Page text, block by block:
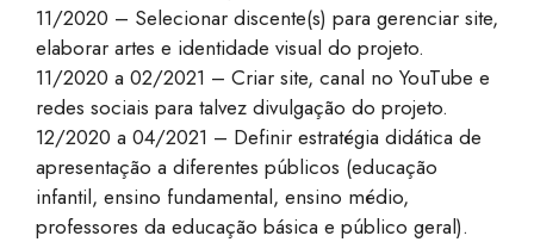
11/2020 – Selecionar discente(s) para gerenciar site,
elaborar artes e identidade visual do projeto.
11/2020 a 02/2021 – Criar site, canal no YouTube e
redes sociais para talvez divulgação do projeto.
12/2020 a 04/2021 – Definir estratégia didática de
apresentação a diferentes públicos (educação
infantil, ensino fundamental, ensino médio,
professores da educação básica e público geral).